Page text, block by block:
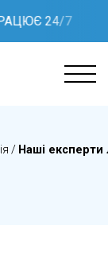
24/7
/ Наші експерти